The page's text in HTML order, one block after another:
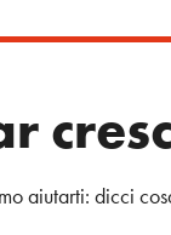
aiutarti: dicci